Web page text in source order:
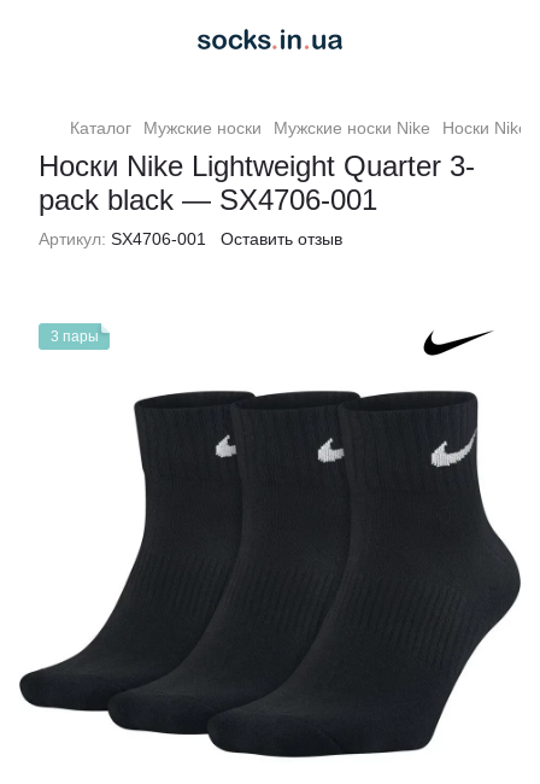
Каталог Мужские носки Мужские носки Nike Носки Nike
Носки Nike Lightweight Quarter 3-
pack black — SX4706-001
Артикул: SX4706-001 Оставить отзыв
3 пары